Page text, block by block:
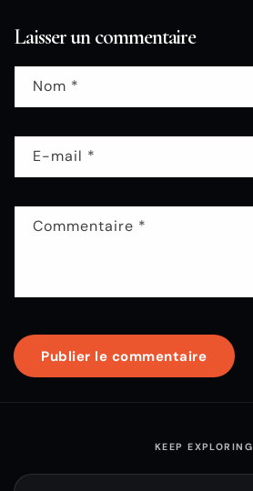
Laisser un commentaire
Nom *
E-mail *
Commentaire *
KEEP EXPLORING